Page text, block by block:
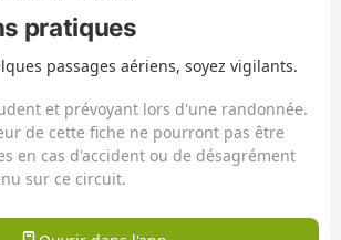
pratiques
passages aériens, soyez vigilants.
et prévoyant lors d'une randonnée.
de cette fiche ne pourront pas être
en cas d'accident ou de désagrément
sur ce circuit.